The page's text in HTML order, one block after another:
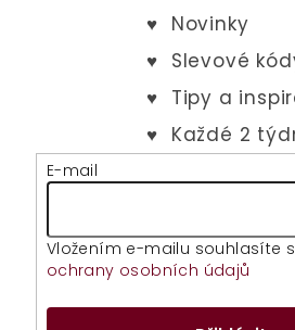
E-mail
Vložením e-mailu souhlasíte s
ochrany osobních údajů